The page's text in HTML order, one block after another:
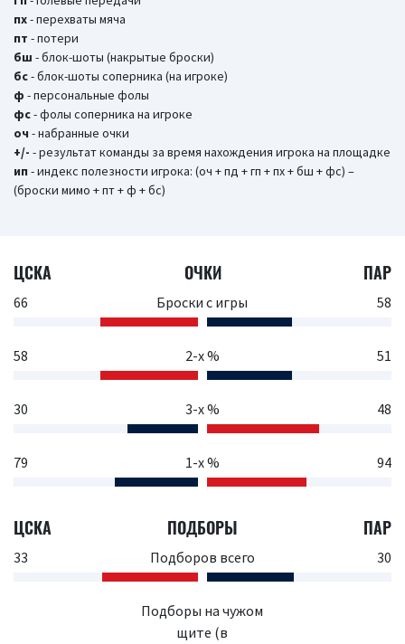
пх- перехваты мяча
пт - потери
бш - блок-шоты (накрытые броски)
бc- блок-шоты соперника (на игроке)
ф - персональные фолы
фс- фолы соперника на игроке
оч - набранные очки
+/- - результат команды за время нахождения игрока на площадке
ип - индекс полезности игрока: (оч + пд + гп + пх + бш + фс) –
(броски мимо + пт + ф + бс)
ЦСКА ОЧКИ ПАР
66 Броски с игры 58
58 2-х % 51
30 3-х % 48
79 1-х % 94
ЦСКА ПОДБОРЫ ПАР
33 Подборов всего 30
Подборы на чужом
щите (в